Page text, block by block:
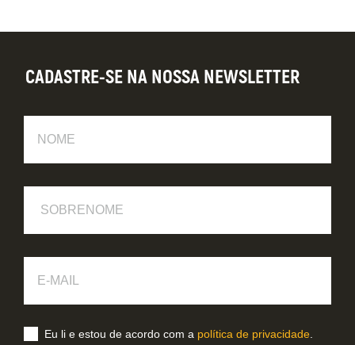
CADASTRE-SE NA NOSSA NEWSLETTER
Mail
Eu li e estou de acordo com a política de privacidade